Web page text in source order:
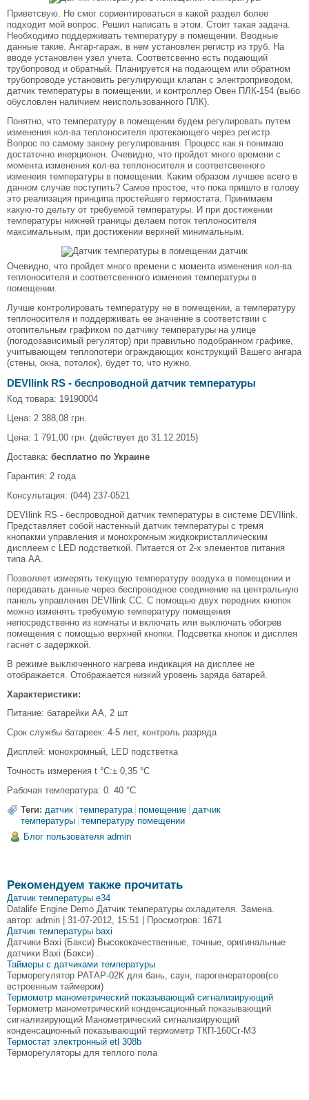
Приветсвую. Не смог сориентироваться в какой раздел более
подходит мой вопрос. Решил написать в этом. Стоит такая задача.
Необходимо поддерживать температуру в помещении. Вводные
данные такие. Ангар-гараж, в нем установлен регистр из труб. На
вводе установлен узел учета. Соответсвенно есть подающий
трубопровод и обратный. Планируется на подающем или обратном
трубопроводе установить регулирующи клапан с электроприводом,
датчик температуры в помещении, и контроллер Овен ПЛК-154 (выбо
обусловлен наличием неиспользованного ПЛК).
Понятно, что температуру в помещении будем регулировать путем
изменения кол-ва теплоносителя протекающего через регистр.
Вопрос по самому закону регулирования. Процесс как я понимаю
достаточно инерционен. Очевидно, что пройдет много времени с
момента изменения кол-ва теплоносителя и соответсвенного
изменеия температуры в помещении. Каким образом лучшее всего в
данном случае поступить? Самое простое, что пока пришло в голову
это реализация принципа простейшего термостата. Принимаем
какую-то дельту от требуемой температуры. И при достижении
температуры нижней границы делаем поток теплоносителя
максимальным, при достижении верхней минимальным.
Очевидно, что пройдет много времени с момента изменения кол-ва
теплоносителя и соответсвенного изменеия температуры в
помещении.
Лучше контролировать температуру не в помещении, а температуру
теплоносителя и поддерживать ее значение в соответствии с
отопительным графиком по датчику температуры на улице
(погодозависимый регулятор) при правильно подобранном графике,
учитывающем теплопотери ограждающих конструкций Вашего ангара
(стены, окна, потолок), будет то, что нужно.
DEVIlink RS - беспроводной датчик температуры
Код товара: 19190004
Цена: 2 388,08 грн.
Цена: 1 791,00 грн. (действует до 31.12.2015)
Доставка: бесплатно по Украине
Гарантия: 2 года
Консультация: (044) 237-0521
DEVIlink RS - беспроводной датчик температуры в системе DEVIlink.
Представляет собой настенный датчик температуры с тремя
кнопакми управления и монохромным жидкокристаллическим
дисплеем с LED подстветкой. Питается от 2-х элементов питания
типа АА.
Позволяет измерять текущую температуру воздуха в помещении и
передавать данные через беспроводное соединение на центральную
панель управления DEVIlink CC. С помощью двух передних кнопок
можно изменять требуемую температуру помещения
непосредственно из комнаты и включать или выключать обогрев
помещения с помощью верхней кнопки. Подсветка кнопок и дисплея
гаснет с задержкой.
В режиме выключенного нагрева индикация на дисплее не
отображается. Отображается низкий уровень заряда батарей.
Характеристики:
Питание: батарейки АА, 2 шт
Срок службы батареек: 4-5 лет, контроль разряда
Дисплей: монохромный, LED подстветка
Точность измерения t °C:± 0,35 °С
Рабочая температура: 0. 40 °С
Теги: датчик температура помещение датчик
температуры температуру помещении
Блог пользователя admin
Рекомендуем также прочитать
Датчик температуры e34
Datalife Engine Demo Датчик температуры охладителя. Замена.
автор: admin | 31-07-2012, 15:51 | Просмотров: 1671
Датчик температуры baxi
Датчики Baxi (Бакси) Высококачественные, точные, оригинальные
датчики Baxi (Бакси) .
Таймеры с датчиками температуры
Терморегулятор РАТАР-02К для бань, саун, парогенераторов(со
встроенным таймером)
Термометр манометрический показывающий сигнализирующий
Термометр манометрический конденсационный показывающий
сигнализирующий Манометрический сигнализирующий
конденсационный показывающий термометр ТКП-160Сг-М3
Термостат электронный etl 308b
Терморегуляторы для теплого пола